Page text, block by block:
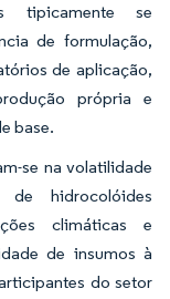
tipicamente se
de formulação,
de aplicação,
própria e
base.
se na volatilidade
hidrocolóides
climáticas e
de insumos à
do setor